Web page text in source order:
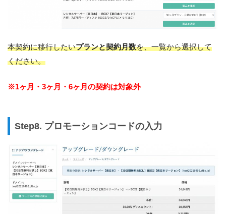
本契約に移行したいプランと契約月数を、一覧から選択して
ください。
※1ヶ月・3ヶ月・6ヶ月の契約は対象外
Step8. プロモーションコードの入力